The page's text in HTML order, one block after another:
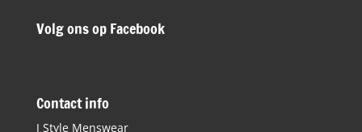
Volg ons op Facebook
Contact info
J Style Menswear